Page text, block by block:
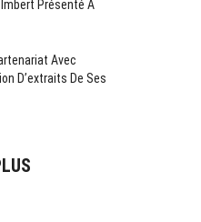
Présenté À
Avec
D’extraits De Ses